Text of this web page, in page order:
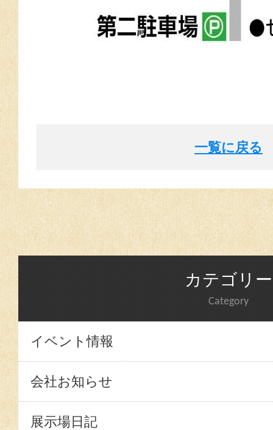
一覧に戻る
カテゴリー
Category
イベント情報
会社お知らせ
展示場日記